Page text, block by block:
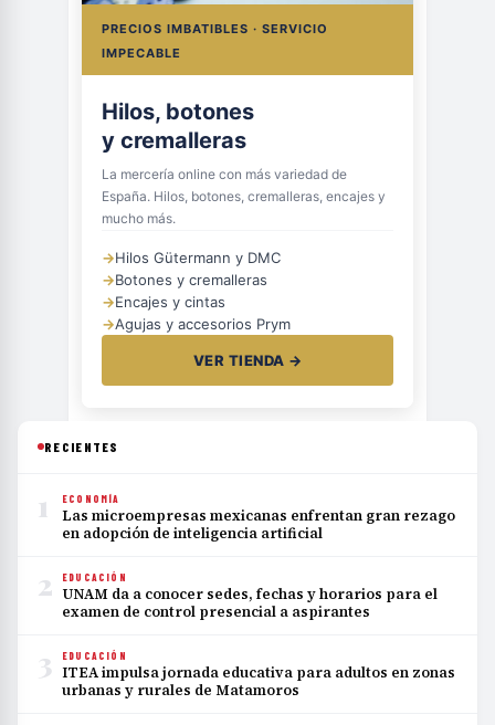
PRECIOS IMBATIBLES · SERVICIO
IMPECABLE
Hilos, botones
y cremalleras
La mercería online con más variedad de
España. Hilos, botones, cremalleras, encajes y
mucho más.
→Hilos Gütermann y DMC
→Botones y cremalleras
→Encajes y cintas
→Agujas y accesorios Prym
VER TIENDA →
RECIENTES
1 ECONOMÍA
Las microempresas mexicanas enfrentan gran rezago
en adopción de inteligencia artificial
2 EDUCACIÓN
UNAM da a conocer sedes, fechas y horarios para el
examen de control presencial a aspirantes
3 EDUCACIÓN
ITEA impulsa jornada educativa para adultos en zonas
urbanas y rurales de Matamoros